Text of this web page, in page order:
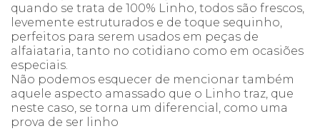
quando se trata de 100% Linho, todos são frescos,
levemente estruturados e de toque sequinho,
perfeitos para serem usados em peças de
alfaiataria, tanto no cotidiano como em ocasiões
especiais.
Não podemos esquecer de mencionar também
aquele aspecto amassado que o Linho traz, que
neste caso, se torna um diferencial, como uma
prova de ser linho